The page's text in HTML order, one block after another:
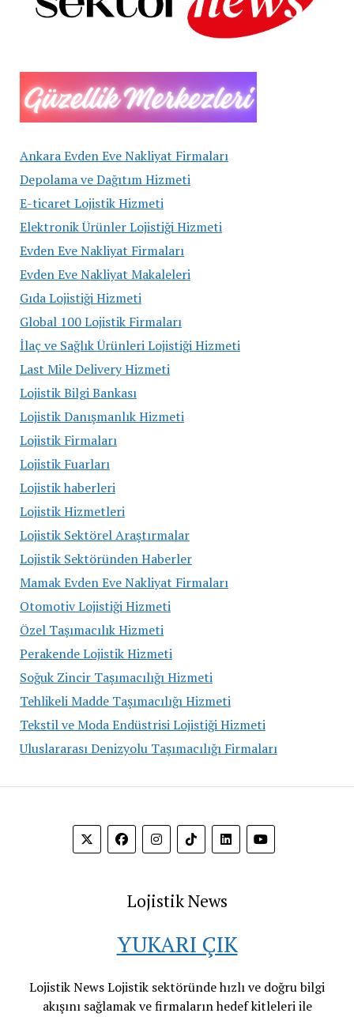
Ankara Evden Eve Nakliyat Firmaları
Depolama ve Dağıtım Hizmeti
E-ticaret Lojistik Hizmeti
Elektronik Ürünler Lojistiği Hizmeti
Evden Eve Nakliyat Firmaları
Evden Eve Nakliyat Makaleleri
Gıda Lojistiği Hizmeti
Global 100 Lojistik Firmaları
İlaç ve Sağlık Ürünleri Lojistiği Hizmeti
Last Mile Delivery Hizmeti
Lojistik Bilgi Bankası
Lojistik Danışmanlık Hizmeti
Lojistik Firmaları
Lojistik Fuarları
Lojistik haberleri
Lojistik Hizmetleri
Lojistik Sektörel Araştırmalar
Lojistik Sektöründen Haberler
Mamak Evden Eve Nakliyat Firmaları
Otomotiv Lojistiği Hizmeti
Özel Taşımacılık Hizmeti
Perakende Lojistik Hizmeti
Soğuk Zincir Taşımacılığı Hizmeti
Tehlikeli Madde Taşımacılığı Hizmeti
Tekstil ve Moda Endüstrisi Lojistiği Hizmeti
Uluslararası Denizyolu Taşımacılığı Firmaları
Lojistik News
YUKARI ÇIK
Lojistik News Lojistik sektöründe hızlı ve doğru bilgi
akışını sağlamak ve firmaların hedef kitleleri ile